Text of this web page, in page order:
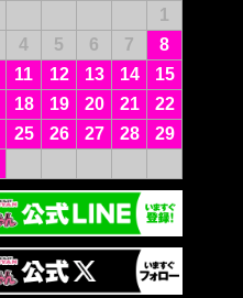
1
4 5 6 7
8
11 12 13 14
15
18 19 20 21
22
25 26 27 28
29